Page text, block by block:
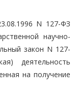
N 127-ФЗ
научно-
закон N 127-
деятельность
на получение